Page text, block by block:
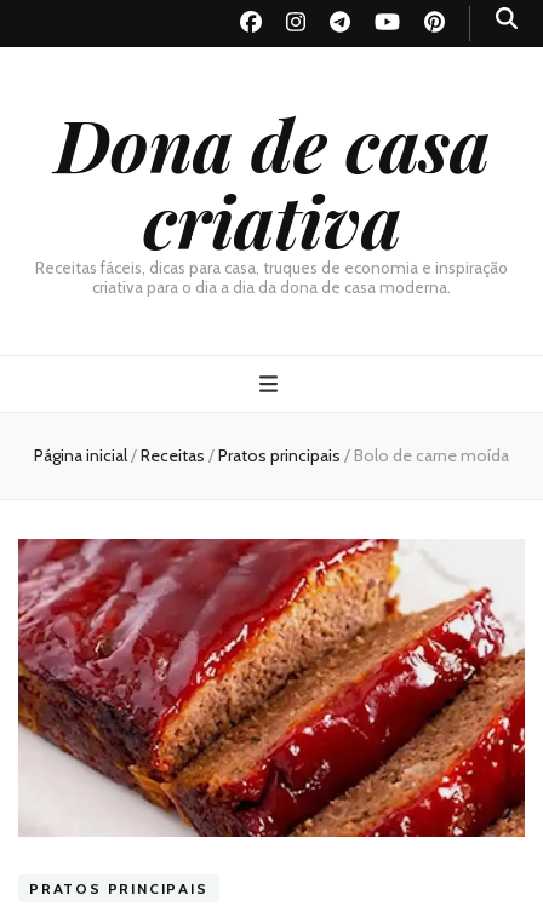
Dona de casa
criativa
Receitas fáceis, dicas para casa, truques de economia e inspiração
criativa para o dia a dia da dona de casa moderna.
Página inicial/Receitas /Pratos principais / Bolo de carne moída
PRATOS PRINCIPAIS